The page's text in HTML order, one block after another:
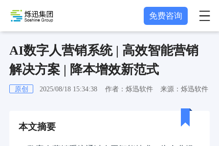
免费咨询
AI数字人营销系统 | 高效智能营销
解决方案 | 降本增效新范式
原创 2025/08/18 15:34:38 作者：烁迅软件 来源：烁迅软件
本文摘要